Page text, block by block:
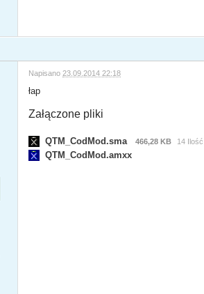
Napisano 23.09.2014 22:18
łap
Załączone pliki
QTM_CodMod.sma 466,28 KB 14
QTM_CodMod.amxx